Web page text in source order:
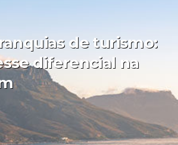
de turismo:
diferencial na